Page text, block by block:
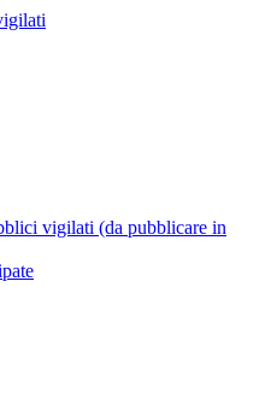
vigilati (da pubblicare in